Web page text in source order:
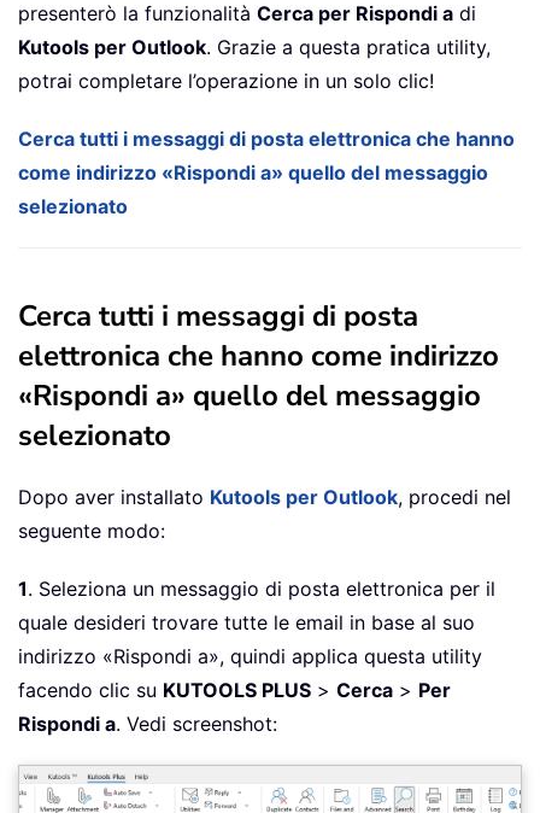
presenterò la funzionalità Cerca per Rispondi a di
Kutools per Outlook. Grazie a questa pratica utility,
potrai completare l’operazione in un solo clic!
Cerca tutti i messaggi di posta elettronica che hanno
come indirizzo «Rispondi a» quello del messaggio
selezionato
Cerca tutti i messaggi di posta
elettronica che hanno come indirizzo
«Rispondi a» quello del messaggio
selezionato
Dopo aver installato Kutools per Outlook, procedi nel
seguente modo:
1. Seleziona un messaggio di posta elettronica per il
quale desideri trovare tutte le email in base al suo
indirizzo «Rispondi a», quindi applica questa utility
facendo clic su KUTOOLS PLUS > Cerca > Per
Rispondi a. Vedi screenshot: